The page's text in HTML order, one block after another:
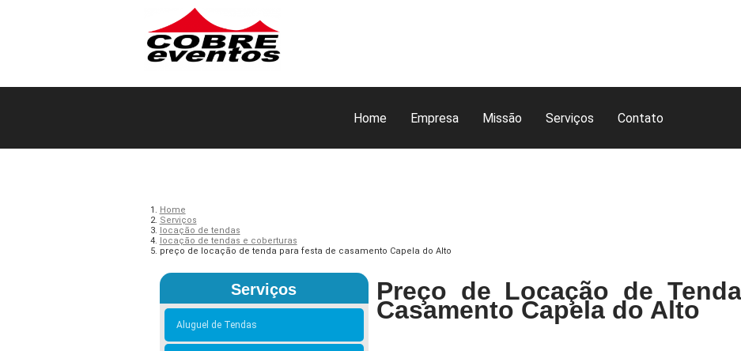
Home Empresa Missão Serviços Contato
Home
Serviços
locação de tendas
locação de tendas e coberturas
preço de locação de tenda para festa de casamento Capela do Alto
Serviços
Aluguel de Tendas
Preço de Locação de
Casamento Capela do Alto